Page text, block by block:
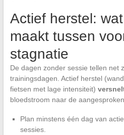
Actief herstel:
maakt tussen
stagnatie
De dagen zonder sessie tellen net
trainingsdagen. Actief herstel
fietsen met lage intensiteit)
bloedstroom naar de
Plan minstens één dag van
sessies.